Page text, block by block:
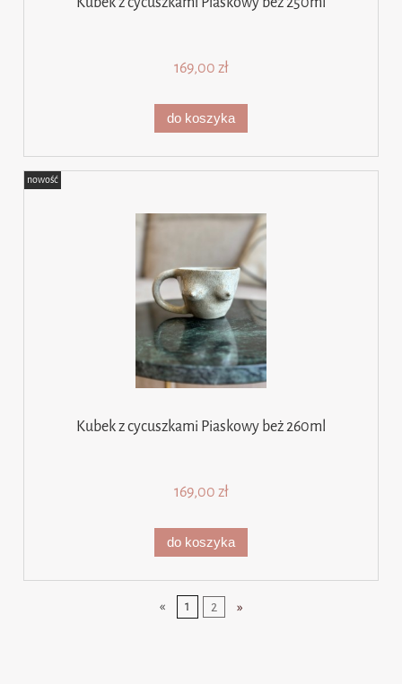
169,00 zł
do koszyka
Kubek z cycuszkami Piaskowy beż 260ml
169,00 zł
do koszyka
nowość
« 1 2 »